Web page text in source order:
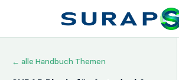
← alle Handbuch Themen